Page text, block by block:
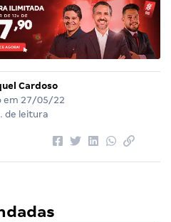
Cardoso
em 27/05/22
de leitura